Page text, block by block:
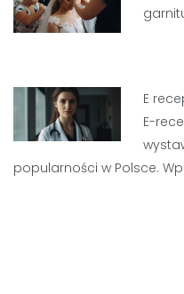
E
E-
popularności w Polsce.